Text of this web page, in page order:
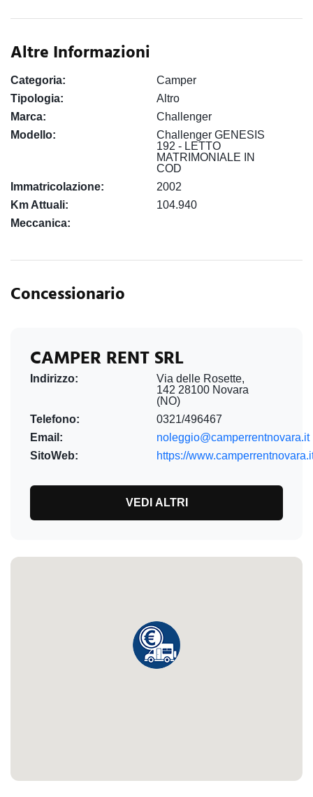
Altre Informazioni
Categoria:
Camper
Tipologia:
Altro
Marca:
Challenger
Modello:
Challenger GENESIS
192 - LETTO
MATRIMONIALE IN
COD
Immatricolazione:
2002
Km Attuali:
104.940
Meccanica:
Concessionario
CAMPER RENT SRL
Indirizzo:
Via delle Rosette,
142 28100 Novara
(NO)
Telefono:
0321/496467
Email:
noleggio@camperrentnovara.it
SitoWeb:
https://
VEDI ALTRI